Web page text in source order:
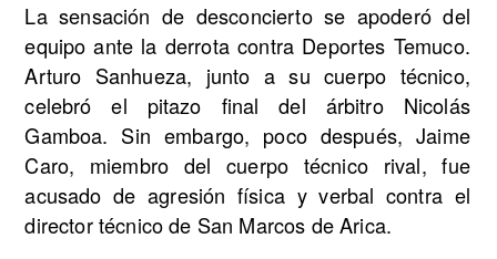
La sensación de desconcierto se apoderó del
equipo ante la derrota contra Deportes Temuco.
Arturo Sanhueza, junto a su cuerpo técnico,
celebró el pitazo final del árbitro Nicolás
Gamboa. Sin embargo, poco después, Jaime
Caro, miembro del cuerpo técnico rival, fue
acusado de agresión física y verbal contra el
director técnico de San Marcos de Arica.